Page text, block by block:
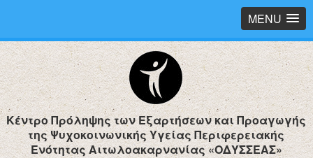
MENU
Κέντρο Πρόληψης των Εξαρτήσεων και Προαγωγής
της Ψυχοκοινωνικής Υγείας Περιφερειακής
Ενότητας Αιτωλοακαρνανίας «ΟΔΥΣΣΕΑΣ»